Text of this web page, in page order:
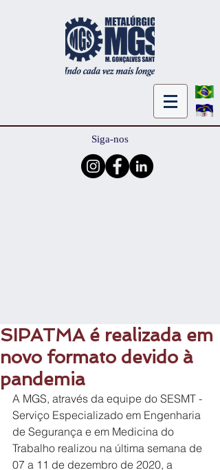
Siga-nos
SIPATMA é realizada em
novo formato devido à
pandemia
A MGS, através da equipe do SESMT -
Serviço Especializado em Engenharia
de Segurança e em Medicina do
Trabalho realizou na última semana de
07 a 11 de dezembro de 2020, a